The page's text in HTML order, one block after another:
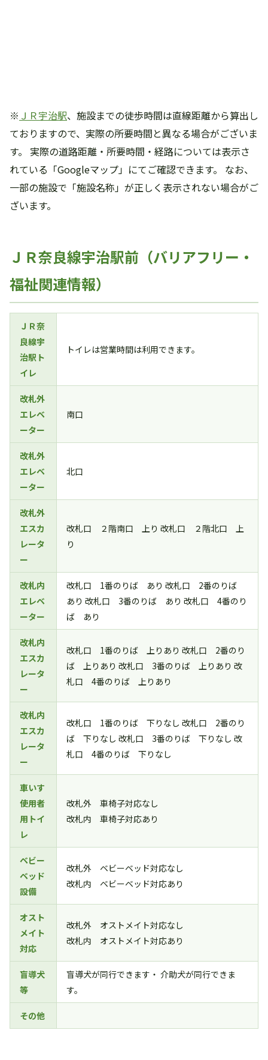
※ ＪＲ宇治駅、施設までの徒歩時間は直線距離から算出し
ておりますので、実際の所要時間と異なる場合がございま
す。 実際の道路距離・所要時間・経路については表示さ
れている「Googleマップ」にてご確認できます。 なお、
一部の施設で「施設名称」が正しく表示されない場合がご
ざいます。
ＪＲ奈良線宇治駅前（バリアフリー・
福祉関連情報）
ＪＲ奈
良線宇
治駅ト
イレ
トイレは営業時間は利用できます。
改札外
エレベ
ーター
南口
改札外
エレベ
ーター
北口
改札外
エスカ
レータ
ー
改札口 ２階南口 上り 改札口 ２階北口 上
り
改札内
エレベ
ーター
改札口 1番のりば あり 改札口 2番のりば
あり 改札口 3番のりば あり 改札口 4番のり
ば あり
改札内
エスカ
レータ
ー
改札口 1番のりば 上りあり 改札口 2番のり
ば 上りあり 改札口 3番のりば 上りあり 改
札口 4番のりば 上りあり
改札内
エスカ
レータ
ー
改札口 1番のりば 下りなし 改札口 2番のり
ば 下りなし 改札口 3番のりば 下りなし 改
札口 4番のりば 下りなし
車いす
使用者
用トイ
レ
改札外 車椅子対応なし
改札内 車椅子対応あり
ベビー
ベッド
設備
改札外 ベビーベッド対応なし
改札内 ベビーベッド対応あり
オスト
メイト
対応
改札外 オストメイト対応なし
改札内 オストメイト対応あり
盲導犬
等
盲導犬が同行できます・ 介助犬が同行できま
す。
その他